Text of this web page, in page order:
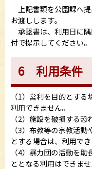
上記書類を公園課へ
お渡しします。
承認書は、利用日に
付で提示してください。
6 利用条件
（1）営利を目的とす
利用できません。
（2）施設を破損する
（3）布教等の宗教活
とする場合は、利用でき
（4）暴力団の活動を
ととなる利用はできませ